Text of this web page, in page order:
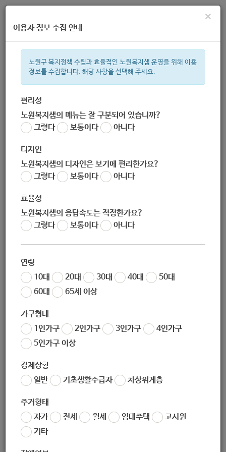
주간 인기검색어
한눈으로 보는 복지 정보
×
이용자 정보 수집 안내
노원구 복지정책 수립과 효율적인 노원복지샘 운영을 위해 이용
정보를 수집합니다. 해당 사항을 선택해 주세요.
편리성
노원복지샘의 메뉴는 잘 구분되어 있습니까?
그렇다
보통이다 아니다
디자인
노원복지샘의 디자인은 보기에 편리한가요?
그렇다
보통이다 아니다
효율성
노원복지샘의 응답속도는 적정한가요?
그렇다
보통이다 아니다
연령
10대
20대 30대 40대
50대
60대
65세 이상
가구형태
1인가구
2인가구 3인가구
4인가구
5인가구 이상
경제상황
일반
기초생활수급자 차상위계층
주거형태
자가
전세 월세 임대주택
고시원
기타
여성장애인출산비용지원신청
서식
작성자 노원 복지샘
255
여성장애인출산비용지원신청.zip
여성청소년 보건위생물품 지원사업